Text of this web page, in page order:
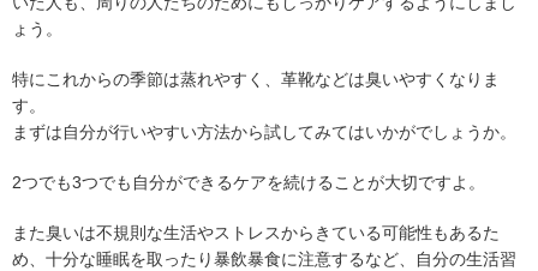
ょう。
特にこれからの季節は蒸れやすく、革靴などは臭いやすくなりま
す。
まずは自分が行いやすい方法から試してみてはいかがでしょうか。
2つでも3つでも自分ができるケアを続けることが大切ですよ。
また臭いは不規則な生活やストレスからきている可能性もあるた
め、十分な睡眠を取ったり暴飲暴食に注意するなど、自分の生活習